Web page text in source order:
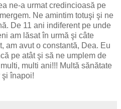
ne-a urmat credincioasă pe
Ne amintim totuşi şi ne
De 11 ani indiferent pe unde
am lăsat în urmă şi câte
am avut o constantă, Dea. Eu
pe atât şi să ne umplem de
multi ani!!! Multă sănătate
şi înapoi!